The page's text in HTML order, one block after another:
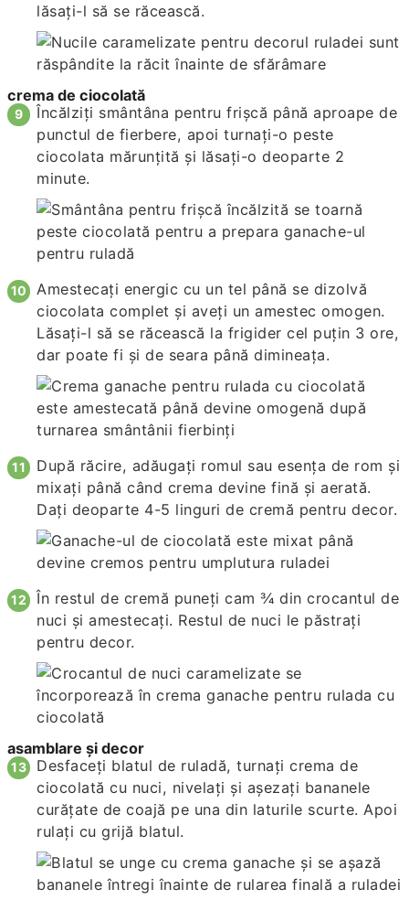
lăsaţi-l să se răcească.
crema de ciocolată
Încălziți smântâna pentru frișcă până aproape de
punctul de fierbere, apoi turnați-o peste
ciocolata mărunțită și lăsați-o deoparte 2
minute.
Amestecați energic cu un tel până se dizolvă
ciocolata complet și aveți un amestec omogen.
Lăsați-l să se răcească la frigider cel puțin 3 ore,
dar poate fi și de seara până dimineața.
După răcire, adăugați romul sau esența de rom și
mixați până când crema devine fină și aerată.
Dați deoparte 4-5 linguri de cremă pentru decor.
În restul de cremă puneți cam ¾ din crocantul de
nuci și amestecați. Restul de nuci le păstrați
pentru decor.
asamblare şi decor
Desfaceţi blatul de ruladă, turnaţi crema de
ciocolată cu nuci, nivelaţi şi aşezaţi bananele
curăţate de coajă pe una din laturile scurte. Apoi
rulaţi cu grijă blatul.